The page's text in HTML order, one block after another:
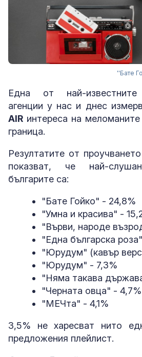
''Бате
Една от най-известните
агенции у нас и днес
AIR интереса на
граница.
Резултатите от
показват, че най-
българите са:
"Бате Гойко" - 24,8%
"Умна и красива" -
"Върви, народе
"Една българска
"Юрудум" (кавър
"Юрудум" - 7,3%
"Няма такава
"Черната овца" - 4,7%
"МЕЧта" - 4,1%
3,5% не харесват нито
предложения плейлист.